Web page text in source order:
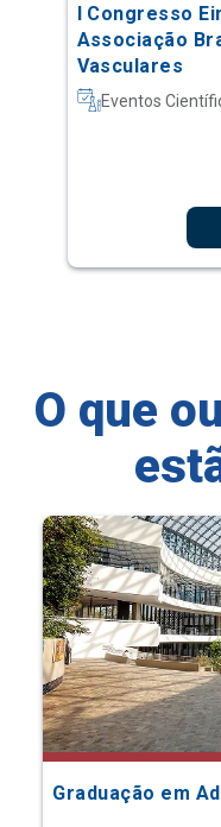
I Congresso
Associação
Vasculares
Eventos
O que
Graduação em